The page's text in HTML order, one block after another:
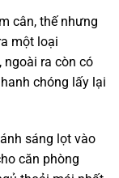
cân, thế nhưng
một loại
ngoài ra còn có
chóng lấy lại
sáng lọt vào
căn phòng